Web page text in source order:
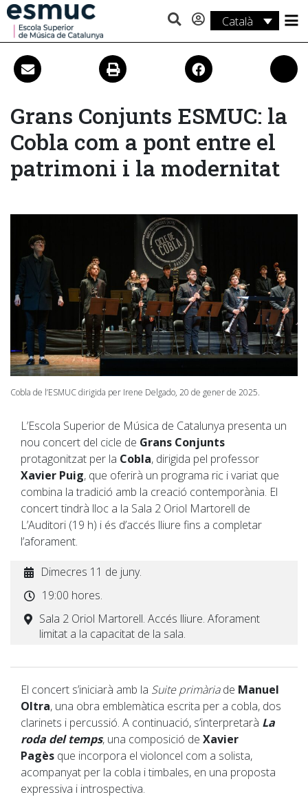
Català
Estudis
Recerca
Activitats
Grans Conjunts ESMUC: la
Cobla com a pont entre el
patrimoni i la modernitat
Cobla de l’ESMUC dirigida per Irene Delgado, 20 de gener de 2025.
L’Escola Superior de Música de Catalunya presenta un
nou concert del cicle de Grans Conjunts
protagonitzat per la Cobla, dirigida pel professor
Xavier Puig, que oferirà un programa ric i variat que
combina la tradició amb la creació contemporània. El
concert tindrà lloc a la Sala 2 Oriol Martorell de
L’Auditori (19 h) i és d’accés lliure fins a completar
l’aforament.
Dimecres 11 de juny.
19:00 hores.
Sala 2 Oriol Martorell. Accés lliure. Aforament
limitat a la capacitat de la sala.
El concert s’iniciarà amb la Suite primàriade Manuel
Oltra, una obra emblemàtica escrita per a cobla, dos
clarinets i percussió. A continuació, s’interpretarà La
roda del temps, una composició de Xavier
Pagès que incorpora el violoncel com a solista,
acompanyat per la cobla i timbales, en una proposta
expressiva i introspectiva.